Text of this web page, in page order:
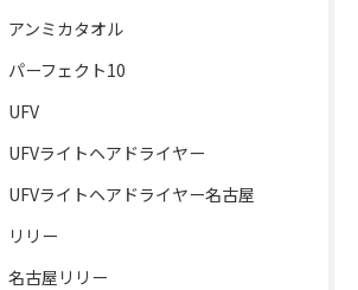
アンミカタオル
パーフェクト10
UFV
UFVライトヘアドライヤー
UFVライトヘアドライヤー名古屋
リリー
名古屋リリー